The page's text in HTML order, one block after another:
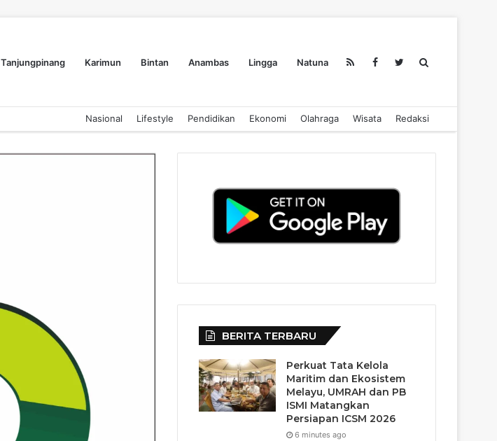
Tanjungpinang Karimun Bintan Anambas Lingga Natuna
Nasional Lifestyle Pendidikan Ekonomi Olahraga Wisata Redaksi
BERITA TERBARU
Perkuat Tata Kelola
Maritim dan Ekosistem
Melayu, UMRAH dan PB
ISMI Matangkan
Persiapan ICSM 2026
6 minutes ago